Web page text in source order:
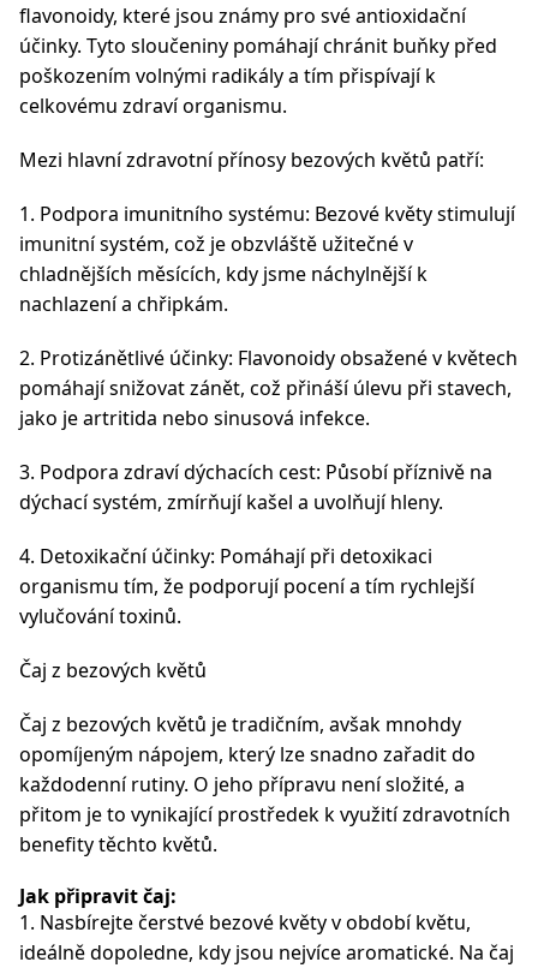
flavonoidy, které jsou známy pro své antioxidační
účinky. Tyto sloučeniny pomáhají chránit buňky před
poškozením volnými radikály a tím přispívají k
celkovému zdraví organismu.
Mezi hlavní zdravotní přínosy bezových květů patří:
1. Podpora imunitního systému: Bezové květy stimulují
imunitní systém, což je obzvláště užitečné v
chladnějších měsících, kdy jsme náchylnější k
nachlazení a chřipkám.
2. Protizánětlivé účinky: Flavonoidy obsažené v květech
pomáhají snižovat zánět, což přináší úlevu při stavech,
jako je artritida nebo sinusová infekce.
3. Podpora zdraví dýchacích cest: Působí příznivě na
dýchací systém, zmírňují kašel a uvolňují hleny.
4. Detoxikační účinky: Pomáhají při detoxikaci
organismu tím, že podporují pocení a tím rychlejší
vylučování toxinů.
Čaj z bezových květů
Čaj z bezových květů je tradičním, avšak mnohdy
opomíjeným nápojem, který lze snadno zařadit do
každodenní rutiny. O jeho přípravu není složité, a
přitom je to vynikající prostředek k využití zdravotních
benefity těchto květů.
Jak připravit čaj:
1. Nasbírejte čerstvé bezové květy v období květu,
ideálně dopoledne, kdy jsou nejvíce aromatické. Na čaj